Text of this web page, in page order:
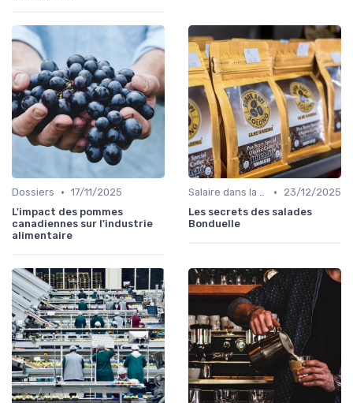
Dossiers • 17/11/2025
L'impact des pommes
canadiennes sur l'industrie
alimentaire
Salaire dans la food •
23/12/2025
Les secrets des salades
Bonduelle